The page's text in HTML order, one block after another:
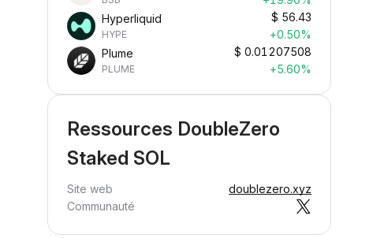
Hyperliquid
HYPE
$ 56.43
+0.50%
Plume
PLUME
$ 0.01207508
+5.60%
Ressources DoubleZero
Staked SOL
Site web
doublezero.xyz
Communauté